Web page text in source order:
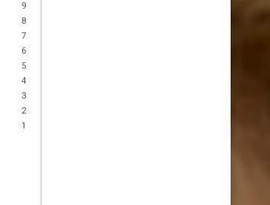
9
8
7
6
5
4
3
2
1